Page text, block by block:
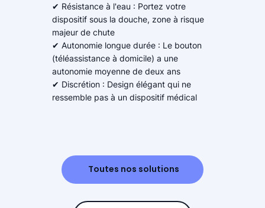
✔ Résistance à l'eau : Portez votre
dispositif sous la douche, zone à risque
majeur de chute
✔ Autonomie longue durée : Le bouton
(téléassistance à domicile) a une
autonomie moyenne de deux ans
✔ Discrétion : Design élégant qui ne
ressemble pas à un dispositif médical
Toutes nos solutions